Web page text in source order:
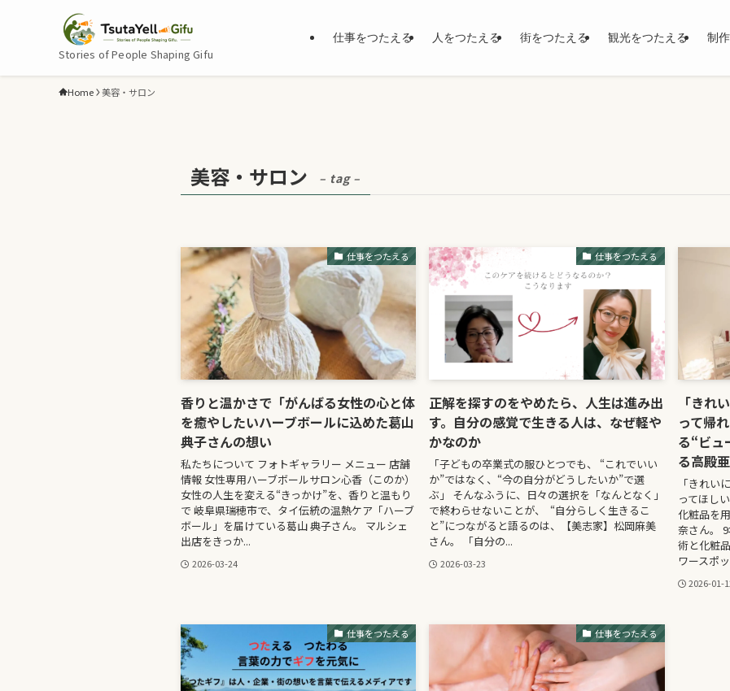
Stories of People Shaping Gifu
仕事をつたえる 人をつたえる 街をつたえる 観光をつたえる 制
Home 美容・サロン
美容・サロン – tag –
仕事をつたえる
香りと温かさで「がんばる女性の心と体
を癒やしたいハーブボールに込めた葛山
典子さんの想い
私たちについて フォトギャラリー メニュー 店舗
情報 女性専用ハーブボールサロン心香（このか）
女性の人生を変える“きっかけ”を、香りと温もり
で 岐阜県瑞穂市で、タイ伝統の温熱ケア「ハーブ
ボール」を届けている葛山 典子さん。 マルシェ
出店をきっか...
2026-03-24
仕事をつたえる
正解を探すのをやめたら、人生は進み出
す。自分の感覚で生きる人は、なぜ軽や
かなのか
「子どもの卒業式の服ひとつでも、 “これでいい
か”ではなく、“今の自分がどうしたいか”で選
ぶ」 そんなふうに、日々の選択を「なんとなく」
で終わらせないことが、 “自分らしく生きるこ
と”につながると語るのは、【美志家】松岡麻美
さん。 「自分の...
2026-03-23
「きれ
って帰
る“ビュ
る高殿
「きれい
ってほし
化粧品を
奈さん。
術と化粧
ワースポ
2026-01-
仕事をつたえる 仕事をつたえる